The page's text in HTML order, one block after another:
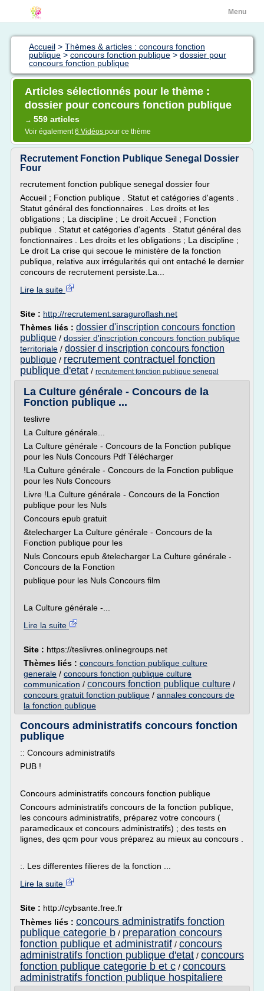
Menu
Accueil > Thèmes & articles : concours fonction
publique > concours fonction publique > dossier pour
concours fonction publique
Articles sélectionnés pour le thème :
dossier pour concours fonction publique
→ 559 articles
Voir également6 Vidéos pour ce thème
Recrutement Fonction Publique Senegal Dossier
Four
recrutement fonction publique senegal dossier four
Accueil ; Fonction publique . Statut et catégories d'agents .
Statut général des fonctionnaires . Les droits et les
obligations ; La discipline ; Le droit Accueil ; Fonction
publique . Statut et catégories d'agents . Statut général des
fonctionnaires . Les droits et les obligations ; La discipline ;
Le droit La crise qui secoue le ministère de la fonction
publique, relative aux irrégularités qui ont entaché le dernier
concours de recrutement persiste.La...
Lire la suite
Site : http://recrutement.saraguroflash.net
Thèmes liés : dossier d'inscription concours fonction
publique / dossier d'inscription concours fonction publique
territoriale / dossier d inscription concours fonction
publique / recrutement contractuel fonction
publique d'etat / recrutement fonction publique senegal
La Culture générale - Concours de la
Fonction publique ...
teslivre
La Culture générale...
La Culture générale - Concours de la Fonction publique
pour les Nuls Concours Pdf Télécharger
!La Culture générale - Concours de la Fonction publique
pour les Nuls Concours
Livre !La Culture générale - Concours de la Fonction
publique pour les Nuls
Concours epub gratuit
&telecharger La Culture générale - Concours de la
Fonction publique pour les
Nuls Concours epub &telecharger La Culture générale -
Concours de la Fonction
publique pour les Nuls Concours film
La Culture générale -...
Lire la suite
Site : https://teslivres.onlinegroups.net
Thèmes liés : concours fonction publique culture
generale / concours fonction publique culture
communication / concours fonction publique culture /
concours gratuit fonction publique / annales concours de
la fonction publique
Concours administratifs concours fonction
publique
:: Concours administratifs
PUB !
Concours administratifs concours fonction publique
Concours administratifs concours de la fonction publique,
les concours administratifs, préparez votre concours (
paramedicaux et concours administratifs) ; des tests en
lignes, des qcm pour vous préparez au mieux au concours .
:. Les differentes filieres de la fonction ...
Lire la suite
Site : http://cybsante.free.fr
Thèmes liés : concours administratifs fonction
publique categorie b / preparation concours
fonction publique et administratif / concours
administratifs fonction publique d'etat / concours
fonction publique categorie b et c / concours
administratifs fonction publique hospitaliere